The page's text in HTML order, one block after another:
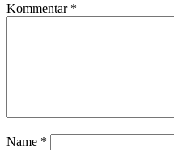
Kommentar *
Name *